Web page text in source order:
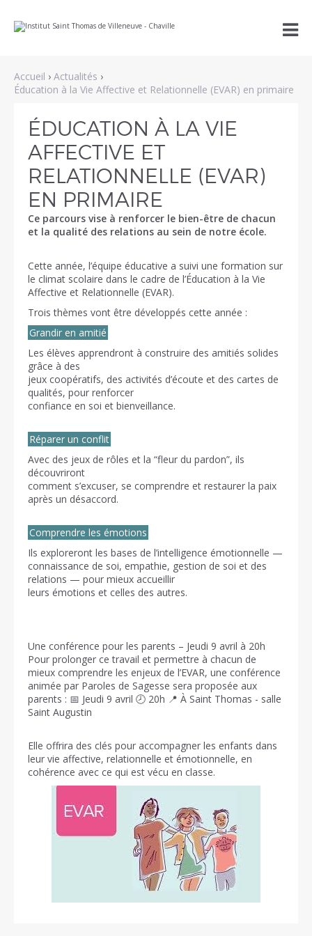
au
la
navigation
personnels

Accueil › Actualités ›
Éducation à la Vie Affective et Relationnelle (EVAR) en primaire
ÉDUCATION À LA VIE
AFFECTIVE ET
RELATIONNELLE (EVAR)
EN PRIMAIRE
Ce parcours vise à renforcer le bien-être de chacun
et la qualité des relations au sein de notre école.
Cette année, l’équipe éducative a suivi une formation sur
le climat scolaire dans le cadre de l’Éducation à la Vie
Affective et Relationnelle (EVAR).
Trois thèmes vont être développés cette année :
Grandir en amitié
Les élèves apprendront à construire des amitiés solides
grâce à des
jeux coopératifs, des activités d’écoute et des cartes de
qualités, pour renforcer
confiance en soi et bienveillance.
Réparer un conflit
Avec des jeux de rôles et la “fleur du pardon”, ils
découvriront
comment s’excuser, se comprendre et restaurer la paix
après un désaccord.
Comprendre les émotions
Ils exploreront les bases de l’intelligence émotionnelle —
connaissance de soi, empathie, gestion de soi et des
relations — pour mieux accueillir
leurs émotions et celles des autres.
Une conférence pour les parents – Jeudi 9 avril à 20h
Pour prolonger ce travail et permettre à chacun de
mieux comprendre les enjeux de l’EVAR, une conférence
animée par Paroles de Sagesse sera proposée aux
parents : 📅 Jeudi 9 avril 🕗 20h 📍 À Saint Thomas - salle
Saint Augustin
Elle offrira des clés pour accompagner les enfants dans
leur vie affective, relationnelle et émotionnelle, en
cohérence avec ce qui est vécu en classe.